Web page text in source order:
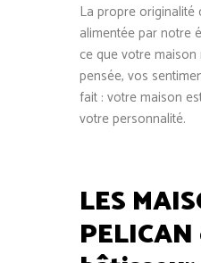
La propre originalité
alimentée par notre
ce que votre
pensée, vos
fait : votre maison
votre personnalité.
LES